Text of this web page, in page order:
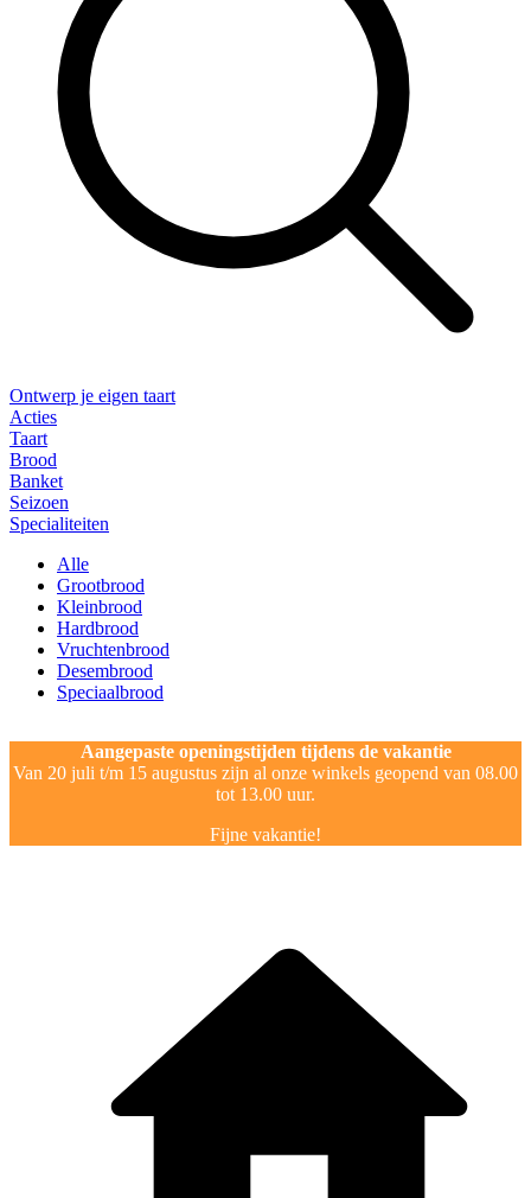
Ontwerp je eigen taart
Acties
Taart
Brood
Banket
Seizoen
Specialiteiten
Alle
Grootbrood
Kleinbrood
Hardbrood
Vruchtenbrood
Desembrood
Speciaalbrood
Aangepaste openingstijden tijdens de vakantie
Van 20 juli t/m 15 augustus zijn al onze winkels geopend van 08.00
tot 13.00 uur.
Fijne vakantie!